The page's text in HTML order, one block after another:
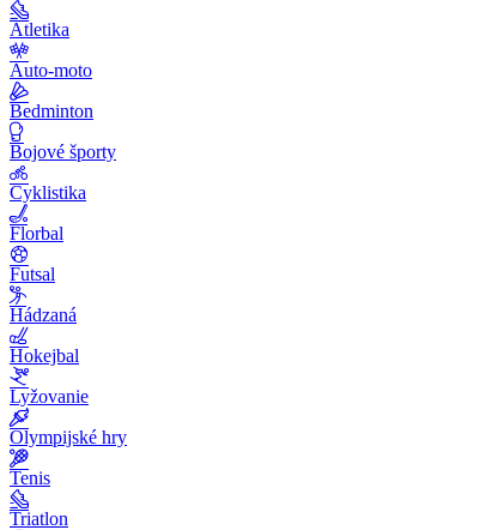
Atletika
Auto-moto
Bedminton
Bojové športy
Cyklistika
Florbal
Futsal
Hádzaná
Hokejbal
Lyžovanie
Olympijské hry
Tenis
Triatlon